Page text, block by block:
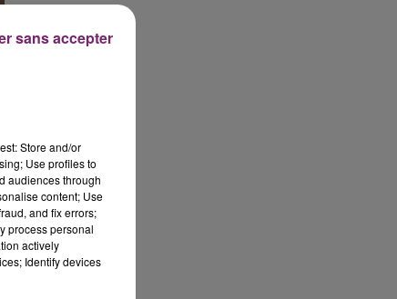
Store and/or
Use profiles to
audiences through
content; Use
and fix errors;
process personal
actively
Identify devices
sans accepter